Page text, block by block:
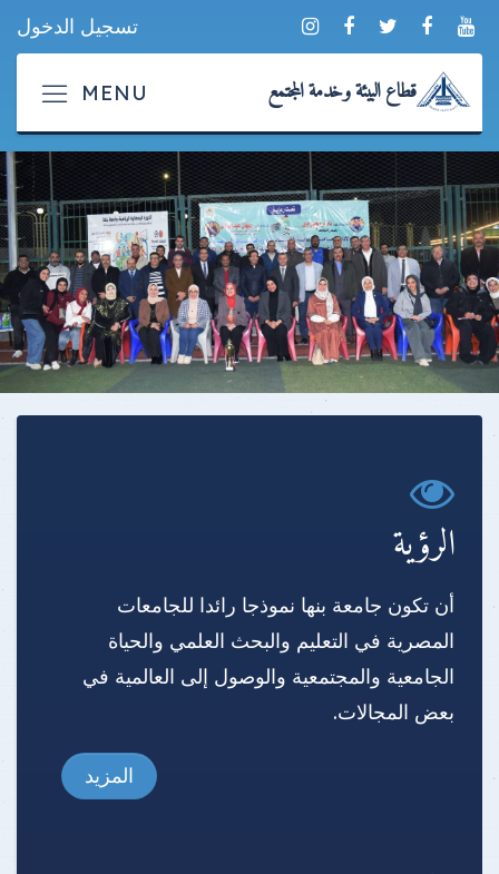
تسجيل الدخول
قطاع البيئة وخدمة المجتمع
الرؤية
أن تكون جامعة بنها نموذجا رائدا للجامعات
المصرية في التعليم والبحث العلمي والحياة
الجامعية والمجتمعية والوصول إلى العالمية في
بعض المجالات.
المزيد